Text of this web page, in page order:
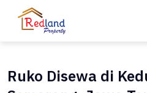
Ruko Disewa di